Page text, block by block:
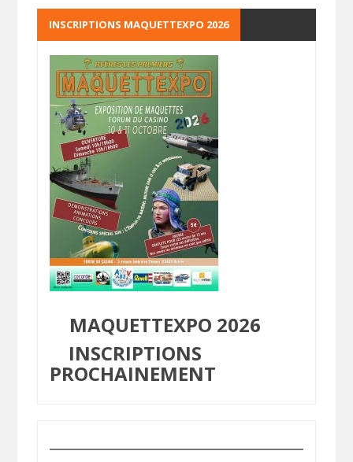
INSCRIPTIONS MAQUETTEXPO 2026
MAQUETTEXPO 2026
INSCRIPTIONS
PROCHAINEMENT